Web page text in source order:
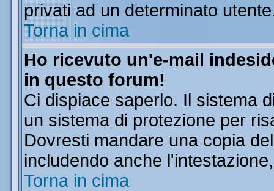
privati ad un determinato
Torna in cima
Ho ricevuto un'e-mail
in questo forum!
Ci dispiace saperlo. Il sistema
un sistema di protezione per
Dovresti mandare una copia
includendo anche
Torna in cima